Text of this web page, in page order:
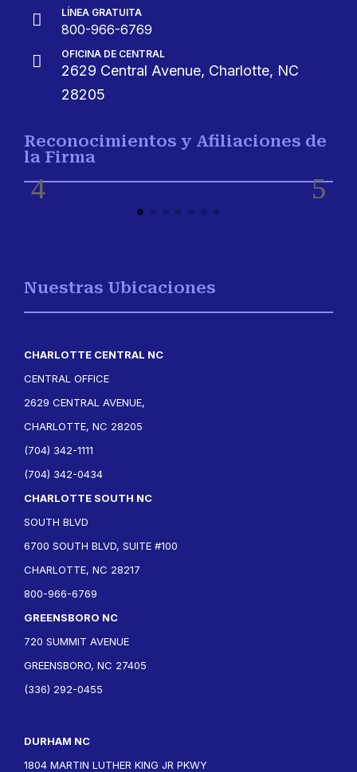
 LÍNEA GRATUITA
800-966-6769
 OFICINA DE CENTRAL
2629 Central Avenue, Charlotte, NC
28205
Reconocimientos y Afiliaciones de
la Firma
Nuestras Ubicaciones
CHARLOTTE CENTRAL NC
CENTRAL OFFICE
2629 CENTRAL AVENUE,
CHARLOTTE, NC 28205
(704) 342-1111
(704) 342-0434
CHARLOTTE SOUTH NC
SOUTH BLVD
6700 SOUTH BLVD, SUITE #100
CHARLOTTE, NC 28217
800-966-6769
GREENSBORO NC
720 SUMMIT AVENUE
GREENSBORO, NC 27405
(336) 292-0455
DURHAM NC
1804 MARTIN LUTHER KING JR PKWY